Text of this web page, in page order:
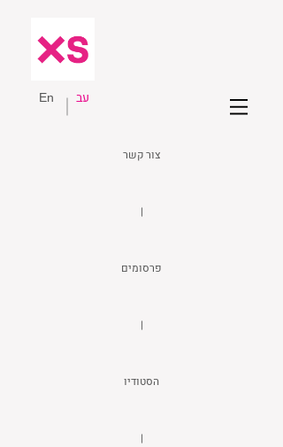
En עב
צור קשר
|
פרסומים
|
הסטודיו
|